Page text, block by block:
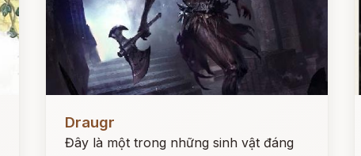
Draugr
Đây là một trong những sinh vật đáng